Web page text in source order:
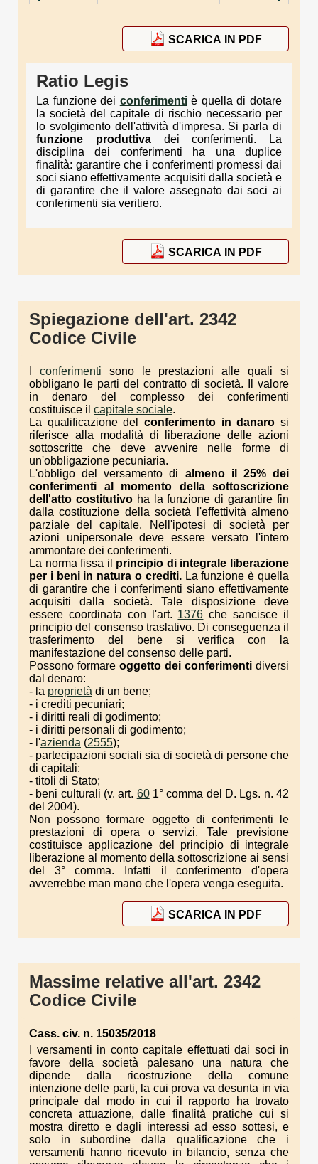
SCARICA IN PDF
Ratio Legis
La funzione dei conferimentiè quella di dotare
la società del capitale di rischio necessario per
lo svolgimento dell'attività d'impresa. Si parla di
funzione produttiva dei conferimenti. La
disciplina dei conferimenti ha una duplice
finalità: garantire che i conferimenti promessi dai
soci siano effettivamente acquisiti dalla società e
di garantire che il valore assegnato dai soci ai
conferimenti sia veritiero.
SCARICA IN PDF
Spiegazione dell'art. 2342
Codice Civile
conferimenti sono le prestazioni alle quali si
obbligano le parti del contratto di società. Il valore
in denaro del complesso dei conferimenti
costituisce il capitale sociale.
La qualificazione del conferimento in danaro si
riferisce alla modalità di liberazione delle azioni
sottoscritte che deve avvenire nelle forme di
un'obbligazione pecuniaria.
L'obbligo del versamento di almeno il 25% dei
conferimenti al momento della sottoscrizione
dell'atto costitutivo ha la funzione di garantire fin
dalla costituzione della società l'effettività almeno
parziale del capitale. Nell'ipotesi di società per
azioni unipersonale deve essere versato l'intero
ammontare dei conferimenti.
La norma fissa il principio di integrale liberazione
per i beni in natura o crediti. La funzione è quella
di garantire che i conferimenti siano effettivamente
acquisiti dalla società. Tale disposizione deve
essere coordinata con l'art. 1376 che sancisce il
principio del consenso traslativo. Di conseguenza il
trasferimento del bene si verifica con la
manifestazione del consenso delle parti.
Possono formare oggetto dei conferimenti diversi
dal denaro:
- la proprietà di un bene;
- i crediti pecuniari;
- i diritti reali di godimento;
- i diritti personali di godimento;
- l'azienda (2555);
- partecipazioni sociali sia di società di persone che
di capitali;
- titoli di Stato;
- beni culturali (v. art. 601° comma del D. Lgs. n. 42
del 2004).
Non possono formare oggetto di conferimenti le
prestazioni di opera o servizi. Tale previsione
costituisce applicazione del principio di integrale
liberazione al momento della sottoscrizione ai sensi
del 3° comma. Infatti il conferimento d'opera
avverrebbe man mano che l'opera venga eseguita.
SCARICA IN PDF
Massime relative all'art. 2342
Codice Civile
Cass. civ. n. 15035/2018
I versamenti in conto capitale effettuati dai soci in
favore della società palesano una natura che
dipende dalla ricostruzione della comune
intenzione delle parti, la cui prova va desunta in via
principale dal modo in cui il rapporto ha trovato
concreta attuazione, dalle finalità pratiche cui si
mostra diretto e dagli interessi ad esso sottesi, e
solo in subordine dalla qualificazione che i
versamenti hanno ricevuto in bilancio, senza che